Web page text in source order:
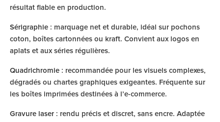
résultat fiable en production.
Sérigraphie : marquage net et durable, idéal sur pochons
coton, boîtes cartonnées ou kraft. Convient aux logos en
aplats et aux séries régulières.
Quadrichromie : recommandée pour les visuels complexes,
dégradés ou chartes graphiques exigeantes. Fréquente sur
les boîtes imprimées destinées à l’e-commerce.
Gravure laser : rendu précis et discret, sans encre. Adaptée